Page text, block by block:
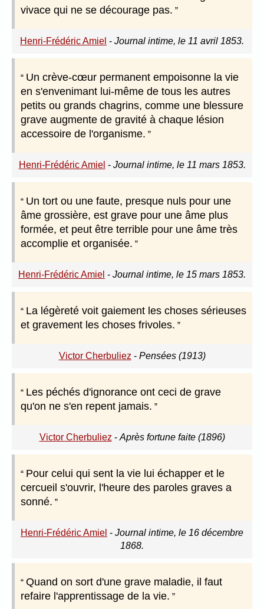
vivace qui ne se décourage pas.
Henri-Frédéric Amiel - Journal intime, le 11 avril 1853.
Un crève-cœur permanent empoisonne la vie
en s'envenimant lui-même de tous les autres
petits ou grands chagrins, comme une blessure
grave augmente de gravité à chaque lésion
accessoire de l'organisme.
Henri-Frédéric Amiel - Journal intime, le 11 mars 1853.
Un tort ou une faute, presque nuls pour une
âme grossière, est grave pour une âme plus
formée, et peut être terrible pour une âme très
accomplie et organisée.
Henri-Frédéric Amiel - Journal intime, le 15 mars 1853.
La légèreté voit gaiement les choses sérieuses
et gravement les choses frivoles.
Victor Cherbuliez - Pensées (1913)
Les péchés d'ignorance ont ceci de grave
qu'on ne s'en repent jamais.
Victor Cherbuliez - Après fortune faite (1896)
Pour celui qui sent la vie lui échapper et le
cercueil s'ouvrir, l'heure des paroles graves a
sonné.
Henri-Frédéric Amiel - Journal intime, le 16 décembre
1868.
Quand on sort d'une grave maladie, il faut
refaire l'apprentissage de la vie.